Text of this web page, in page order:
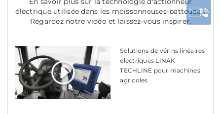
électrique utilisée dans les moissonneuses-batteuses.
Regardez notre vidéo et laissez-vous inspirer.
Solutions de vérins linéaires
électriques LINAK
TECHLINE pour machines
agricoles